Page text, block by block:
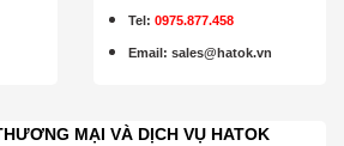
Tel: 0975.877.458
Email:sales@hatok.vn
MẠI VÀ DỊCH VỤ HATOK